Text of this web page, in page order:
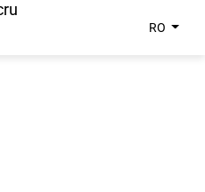
RO